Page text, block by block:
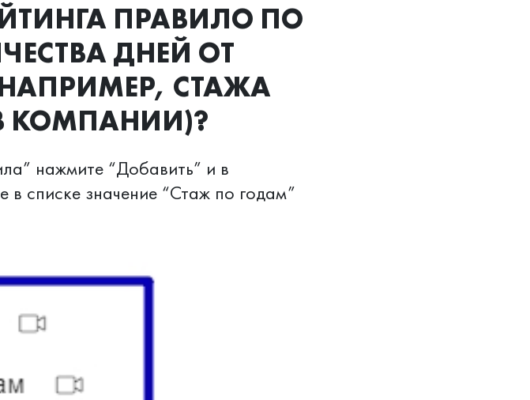
ПРАВИЛО ПО
ДНЕЙ ОТ
СТАЖА
КОМПАНИИ)?
нажмите “Добавить” и в
списке значение “Стаж по годам”